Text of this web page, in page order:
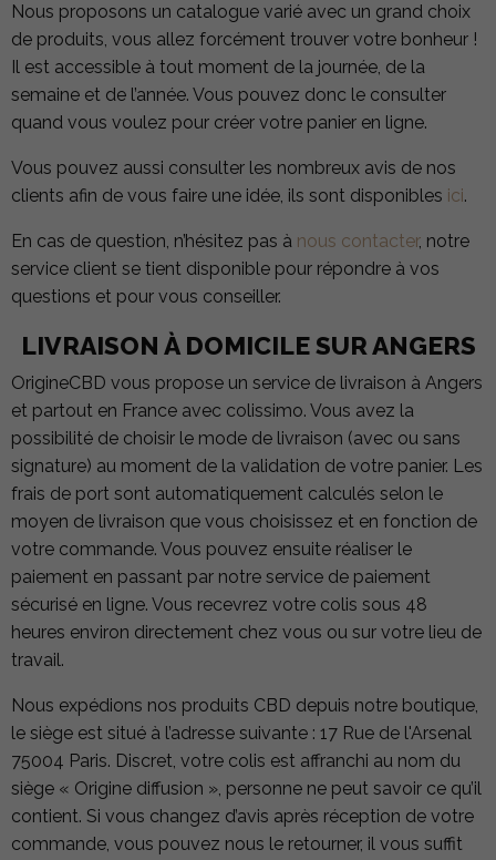
Nous proposons un catalogue varié avec un grand choix
de produits, vous allez forcément trouver votre bonheur !
Il est accessible à tout moment de la journée, de la
semaine et de l’année. Vous pouvez donc le consulter
quand vous voulez pour créer votre panier en ligne.
Vous pouvez aussi consulter les nombreux avis de nos
clients afin de vous faire une idée, ils sont disponibles ici.
En cas de question, n’hésitez pas à nous contacter, notre
service client se tient disponible pour répondre à vos
questions et pour vous conseiller.
LIVRAISON À DOMICILE SUR ANGERS
OrigineCBD vous propose un service de livraison à Angers
et partout en France avec colissimo. Vous avez la
possibilité de choisir le mode de livraison (avec ou sans
signature) au moment de la validation de votre panier. Les
frais de port sont automatiquement calculés selon le
moyen de livraison que vous choisissez et en fonction de
votre commande. Vous pouvez ensuite réaliser le
paiement en passant par notre service de paiement
sécurisé en ligne. Vous recevrez votre colis sous 48
heures environ directement chez vous ou sur votre lieu de
travail.
Nous expédions nos produits CBD depuis notre boutique,
le siège est situé à l’adresse suivante : 17 Rue de l'Arsenal
75004 Paris. Discret, votre colis est affranchi au nom du
siège « Origine diffusion », personne ne peut savoir ce qu’il
contient. Si vous changez d’avis après réception de votre
commande, vous pouvez nous le retourner, il vous suffit